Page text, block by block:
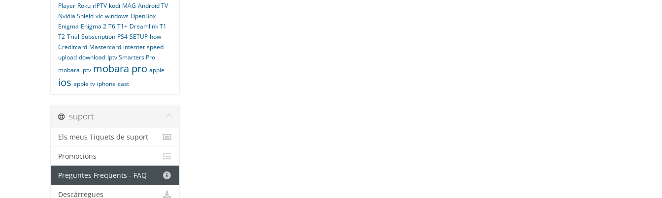
Player Roku rIPTV kodi MAG Android TV
Nvidia Shield vlc windows OpenBox
Enigma Enigma 2 T6 T1+ Dreamlink T1
T2 Trial Subscription PS4 SETUP how
Creditcard Mastercard internet speed
upload download Iptv Smarters Pro
mobara iptv mobara pro apple
ios apple tv iphone cast
suport
Els meus Tiquets de suport
Promocions
Preguntes Freqüents - FAQ
Descàrregues